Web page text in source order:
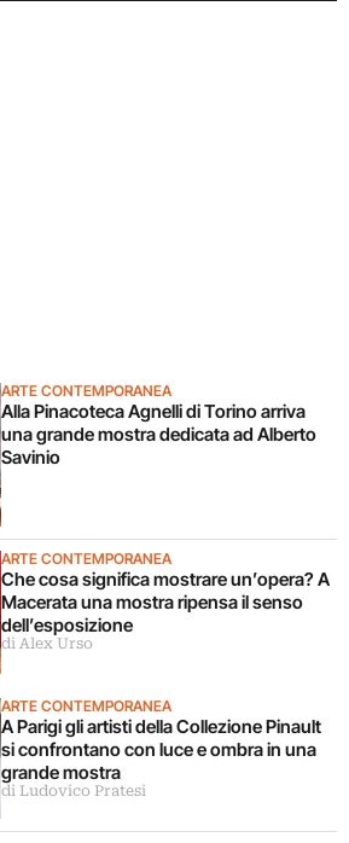
ARTE CONTEMPORANEA
Alla Pinacoteca Agnelli di Torino arriva
una grande mostra dedicata ad Alberto
Savinio
ARTE CONTEMPORANEA
Che cosa significa mostrare un’opera? A
Macerata una mostra ripensa il senso
dell’esposizione
di Alex Urso
ARTE CONTEMPORANEA
A Parigi gli artisti della Collezione Pinault
si confrontano con luce e ombra in una
grande mostra
di Ludovico Pratesi